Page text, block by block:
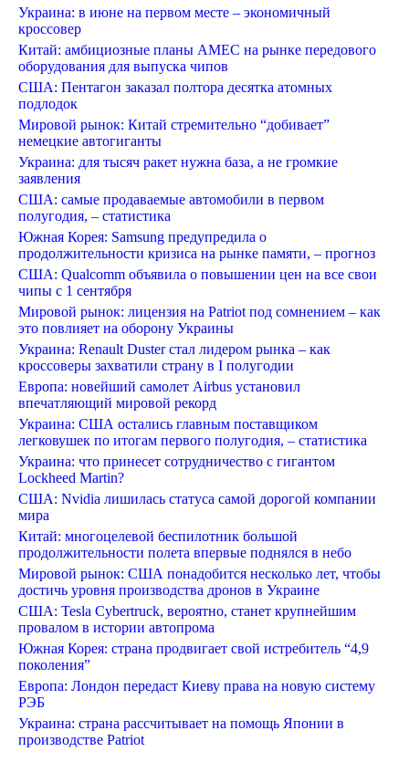
Украина: в июне на первом месте – экономичный
кроссовер
Китай: амбициозные планы AMEC на рынке передового
оборудования для выпуска чипов
США: Пентагон заказал полтора десятка атомных
подлодок
Мировой рынок: Китай стремительно “добивает”
немецкие автогиганты
Украина: для тысяч ракет нужна база, а не громкие
заявления
США: самые продаваемые автомобили в первом
полугодия, – статистика
Южная Корея: Samsung предупредила о
продолжительности кризиса на рынке памяти, – прогноз
США: Qualcomm объявила о повышении цен на все свои
чипы с 1 сентября
Мировой рынок: лицензия на Patriot под сомнением – как
это повлияет на оборону Украины
Украина: Renault Duster стал лидером рынка – как
кроссоверы захватили страну в I полугодии
Европа: новейший самолет Airbus установил
впечатляющий мировой рекорд
Украина: США остались главным поставщиком
легковушек по итогам первого полугодия, – статистика
Украина: что принесет сотрудничество с гигантом
Lockheed Martin?
США: Nvidia лишилась статуса самой дорогой компании
мира
Китай: многоцелевой беспилотник большой
продолжительности полета впервые поднялся в небо
Мировой рынок: США понадобится несколько лет, чтобы
достичь уровня производства дронов в Украине
США: Tesla Cybertruck, вероятно, станет крупнейшим
провалом в истории автопрома
Южная Корея: страна продвигает свой истребитель “4,9
поколения”
Европа: Лондон передаст Киеву права на новую систему
РЭБ
Украина: страна рассчитывает на помощь Японии в
производстве Patriot